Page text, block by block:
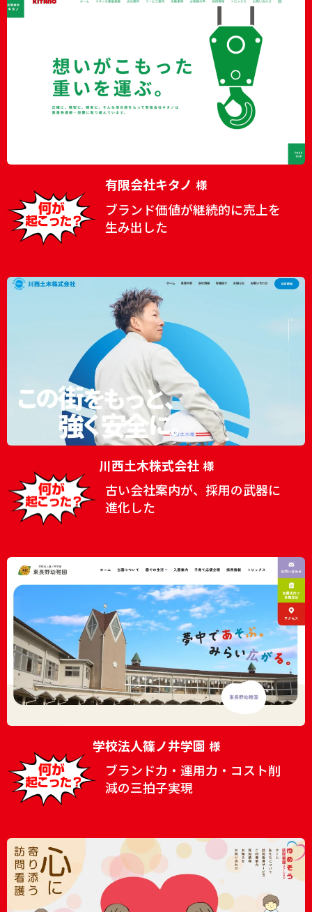
有限会社キタノ 様
ブランド価値が継続的に売上を
生み出した
川西土木株式会社 様
古い会社案内が、採用の武器に
進化した
学校法人篠ノ井学園 様
ブランド力・運用力・コスト削
減の三拍子実現